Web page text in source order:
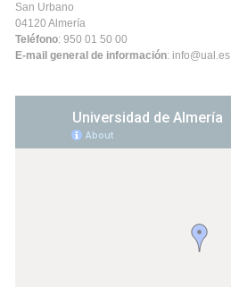
San Urbano
04120 Almería
Teléfono: 950 01 50 00
E-mail general de información: info@ual.es